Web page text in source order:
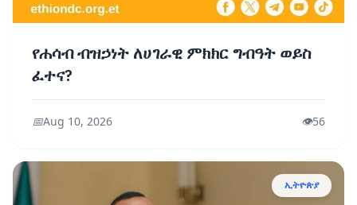
የሐሳብ ብዝኃነት ለሀገራዊ ምክክር ግብዓት ወይስ
ፈተና?
📅Aug 10, 2026 👁️56
ኢትዮጵያ